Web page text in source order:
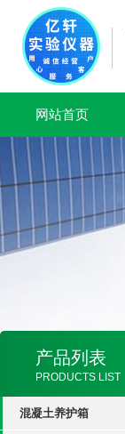
网站首页
产品列表
PRODUCTS LIST
混凝土养护箱